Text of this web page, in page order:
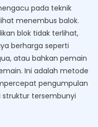
pada teknik
menembus balok.
blok tidak terlihat,
berharga seperti
atau bahkan pemain
Ini adalah metode
pengumpulan
struktur tersembunyi